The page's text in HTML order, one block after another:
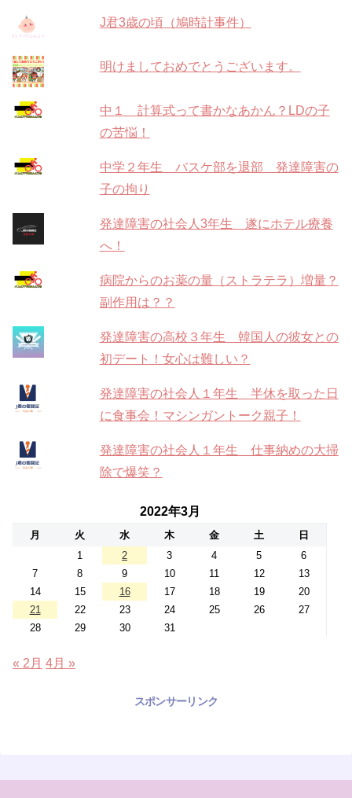
J君3歳の頃（鳩時計事件）
明けましておめでとうございます。
中１ 計算式って書かなあかん？LDの子
の苦悩！
中学２年生 バスケ部を退部 発達障害の
子の拘り
発達障害の社会人3年生 遂にホテル療養
へ！
病院からのお薬の量（ストラテラ）増量？
副作用は？？
発達障害の高校３年生 韓国人の彼女との
初デート！女心は難しい？
発達障害の社会人１年生 半休を取った日
に食事会！マシンガントーク親子！
発達障害の社会人１年生 仕事納めの大掃
除で爆笑？
2022年3月
月 火 水 木 金 土
日
1
2 3 4 5
6
7
8 9 10 11 12
13
14
15 16 17 18 19
20
21
22 23 24 25 26
27
28
29 30 31
« 2月 4月 »
スポンサーリンク